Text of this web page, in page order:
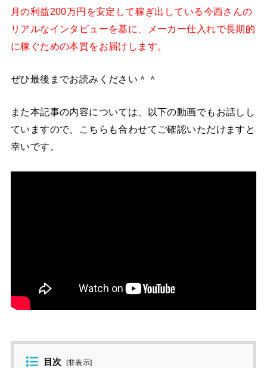
月の利益200万円を安定して稼ぎ出している今西さんの
リアルなインタビューを基に、メーカー仕入れで長期的
に稼ぐための本質をお届けします。
ぜひ最後までお読みください＾＾
また本記事の内容については、以下の動画でもお話しし
ていますので、こちらも合わせてご確認いただけますと
幸いです。
目次 [非表示]